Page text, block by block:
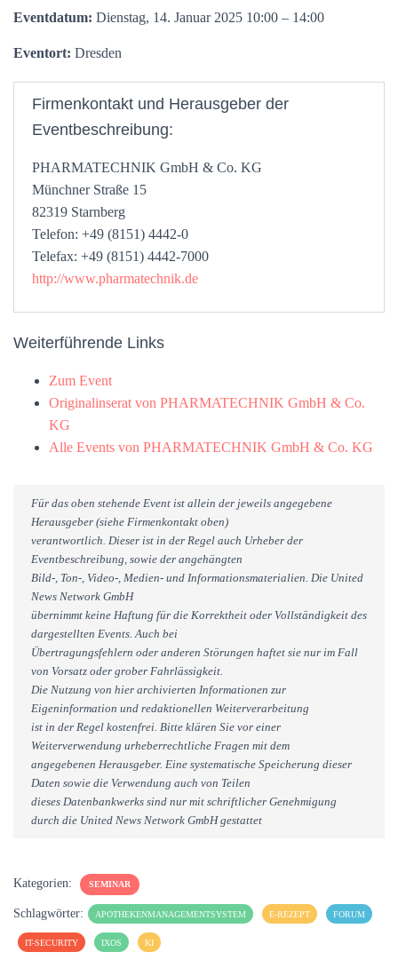
Eventdatum: Dienstag, 14. Januar 2025 10:00 – 14:00
Eventort: Dresden
Firmenkontakt und Herausgeber der
Eventbeschreibung:
PHARMATECHNIK GmbH & Co. KG
Münchner Straße 15
82319 Starnberg
Telefon: +49 (8151) 4442-0
Telefax: +49 (8151) 4442-7000
http://www.pharmatechnik.de
Weiterführende Links
Zum Event
Originalinserat von PHARMATECHNIK GmbH & Co.
KG
Alle Events von PHARMATECHNIK GmbH & Co. KG
Für das oben stehende Event ist allein der jeweils angegebene
Herausgeber (siehe Firmenkontakt oben)
verantwortlich. Dieser ist in der Regel auch Urheber der
Eventbeschreibung, sowie der angehängten
Bild-, Ton-, Video-, Medien- und Informationsmaterialien. Die United
News Network GmbH
übernimmt keine Haftung für die Korrektheit oder Vollständigkeit des
dargestellten Events. Auch bei
Übertragungsfehlern oder anderen Störungen haftet sie nur im Fall
von Vorsatz oder grober Fahrlässigkeit.
Die Nutzung von hier archivierten Informationen zur
Eigeninformation und redaktionellen Weiterverarbeitung
ist in der Regel kostenfrei. Bitte klären Sie vor einer
Weiterverwendung urheberrechtliche Fragen mit dem
angegebenen Herausgeber. Eine systematische Speicherung dieser
Daten sowie die Verwendung auch von Teilen
dieses Datenbankwerks sind nur mit schriftlicher Genehmigung
durch die United News Network GmbH gestattet
Kategorien: SEMINAR
Schlagwörter: APOTHEKENMANAGEMENTSYSTEM E-REZEPT FORUM
IT-SECURITY IXOS KI